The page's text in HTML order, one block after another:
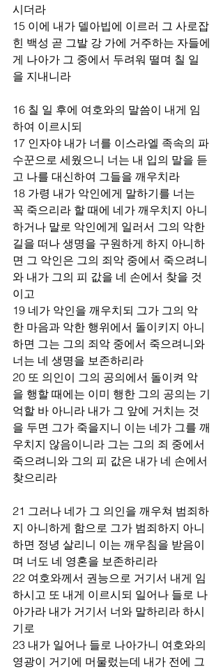
시더라
15 이에 내가 델아빕에 이르러 그 사로잡
힌 백성 곧 그발 강 가에 거주하는 자들에
게 나아가 그 중에서 두려워 떨며 칠 일
을 지내니라
16 칠 일 후에 여호와의 말씀이 내게 임
하여 이르시되
17 인자야 내가 너를 이스라엘 족속의 파
수꾼으로 세웠으니 너는 내 입의 말을 듣
고 나를 대신하여 그들을 깨우치라
18 가령 내가 악인에게 말하기를 너는
꼭 죽으리라 할 때에 네가 깨우치지 아니
하거나 말로 악인에게 일러서 그의 악한
길을 떠나 생명을 구원하게 하지 아니하
면 그 악인은 그의 죄악 중에서 죽으려니
와 내가 그의 피 값을 네 손에서 찾을 것
이고
19 네가 악인을 깨우치되 그가 그의 악
한 마음과 악한 행위에서 돌이키지 아니
하면 그는 그의 죄악 중에서 죽으려니와
너는 네 생명을 보존하리라
20 또 의인이 그의 공의에서 돌이켜 악
을 행할 때에는 이미 행한 그의 공의는 기
억할 바 아니라 내가 그 앞에 거치는 것
을 두면 그가 죽을지니 이는 네가 그를 깨
우치지 않음이니라 그는 그의 죄 중에서
죽으려니와 그의 피 값은 내가 네 손에서
찾으리라
21 그러나 네가 그 의인을 깨우쳐 범죄하
지 아니하게 함으로 그가 범죄하지 아니
하면 정녕 살리니 이는 깨우침을 받음이
며 너도 네 영혼을 보존하리라
22 여호와께서 권능으로 거기서 내게 임
하시고 또 내게 이르시되 일어나 들로 나
아가라 내가 거기서 너와 말하리라 하시
기로
23 내가 일어나 들로 나아가니 여호와의
영광이 거기에 머물렀는데 내가 전에 그